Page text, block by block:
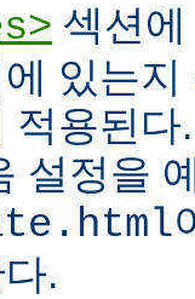
섹션
있는
적용된
설정을
.